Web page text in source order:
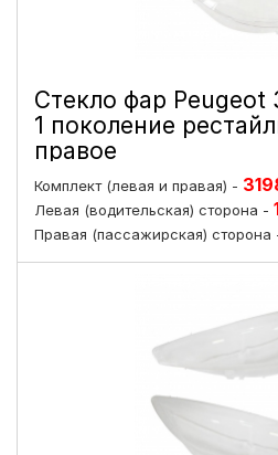
Стекло фар Peugeot
1 поколение
правое
Комплект (левая и правая) -
Левая (водительская) сторона -
Правая (пассажирская) сторона